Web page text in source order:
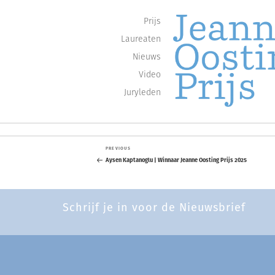
Prijs
Laureaten
Nieuws
Video
Juryleden
Berichtnavigatie
Previous
Post
PREVIOUS
Aysen Kaptanoglu | Winnaar Jeanne Oosting Prijs 2025
Schrijf je in voor de Nieuwsbrief